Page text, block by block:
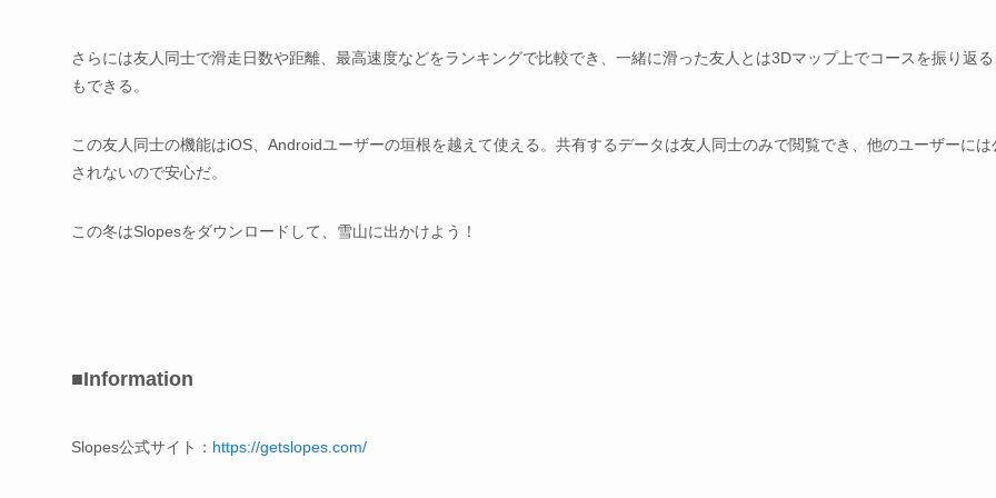
さらには友人同士で滑走日数や距離、最高速度などをランキングで比較でき、一緒に滑った友人とは3Dマップ上でコースを振り返る
もできる。
この友人同士の機能はiOS、Androidユーザーの垣根を越えて使える。共有するデータは友人同士のみで閲覧でき、他のユーザーには
されないので安心だ。
この冬はSlopesをダウンロードして、雪山に出かけよう！
■Information
Slopes公式サイト： https://getslopes.com/